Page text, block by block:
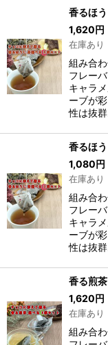
香るほ
1,620円
在庫あり
組み合
フレー
キャラ
ーブが
性は抜
香るほ
1,080円
在庫あり
組み合
フレー
キャラ
ーブが
性は抜
香る煎
1,620円
在庫あり
組み合